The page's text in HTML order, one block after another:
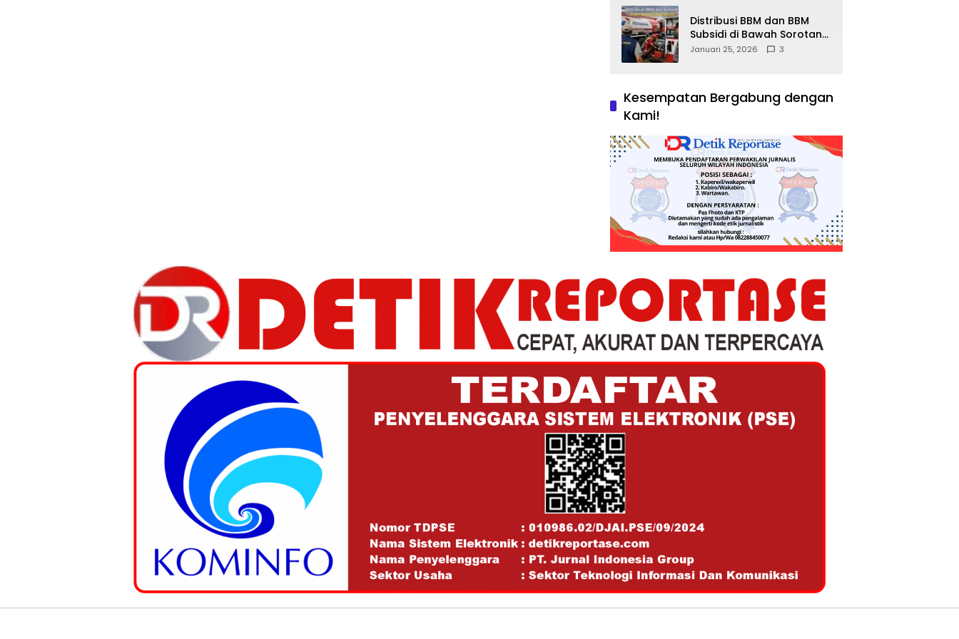
Distribusi BBM dan BBM
Subsidi di Bawah Sorotan
Publik: Antara Kepentingan
Januari 25, 2026 3
Kesempatan Bergabung dengan
Kami!